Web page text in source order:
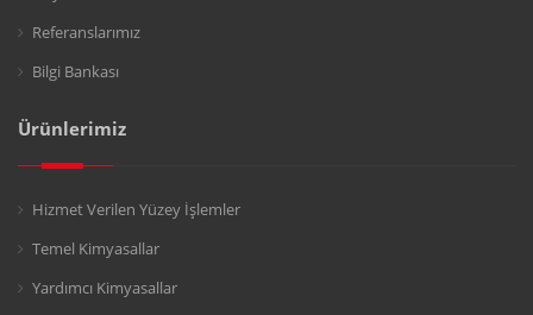
Referanslarımız
Bilgi Bankası
Ürünlerimiz
Hizmet Verilen Yüzey İşlemler
Temel Kimyasallar
Yardımcı Kimyasallar